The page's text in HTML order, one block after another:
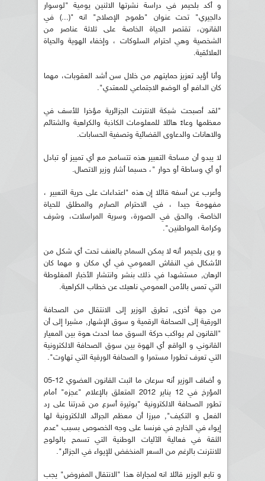
و أكد بلحيمر في دراسة نشرتها الاثنين يومية "لوسوار
دالجيري" تحت عنوان "طموح الإصلاح" انه "(...) في
القانون، تقتصر الحياة الخاصة على ثلاثة عناصر من
الشخصية وهي احترام السلوكات ، وإخفاء الهوية والحياة
العلائقية.
وأنا أؤيد تعزيز حمايتهم من خلال سن أشد العقوبات، مهما
كان الدافع أو الوضع الاجتماعي للمعتدي".
"لقد أصبحت شبكة الانترنت الجزائرية مؤخرا للأسف في
معظمها وعاءً هائلا للمعلومات الكاذبة والكراهية والشتائم
والاهانات والدعاوى القضائية وتصفية الحسابات.
لا يبدو أن مساحة التعبير هذه تتسامح مع أي تمييز أو تبادل
أو أي وساطة أو حوار "، حسبما أشار وزير الاتصال.
وأعرب عن أسفه قائلا إن هذه "اعتداءات على حرية التعبير ،
مفهومة جيدا ، في الاحترام الصارم والمطلق للحياة
الخاصة، والحق في الصورة، وسرية المراسلات، وشرف
وكرامة المواطنين".
و يرى بلحيمر أنه لا يمكن السماح بالعنف تحت أي شكل من
الأشكال في النقاش العمومي في أي مكان و مهما كان
الرهان, مستشهدا في ذلك بنشر وانتشار الأخبار المغلوطة
التي تمس بالأمن العمومي ناهيك عن خطاب الكراهية.
من جهة أخرى, تطرق الوزير إلى الانتقال من الصحافة
الورقية إلى الصحافة الرقمية و سوق الإشهار, مشيرا إلى أن
"القانون لم يواكب حركة السوق مما احدث هوة بين المعيار
القانوني و الواقع أي الهوة بين سوق الصحافة الالكترونية
التي تعرف تطورا مستمرا و الصحافة الورقية التي تهاوت".
و أضاف الوزير أنه سرعان ما اثبت القانون العضوي 12-05
المؤرخ في 12 يناير 2012 المتعلق بالإعلام "عجزه" أمام
تطور الصحافة الالكترونية "بوتيرة أسرع من قدرتنا على رد
الفعل و التكيف", مبرزا أن معظم الجرائد الالكترونية لها
إيواء في الخارج في فرنسا على وجه الخصوص بسبب "عدم
الثقة في فعالية الآليات الوطنية التي تسمح بالولوج
للانترنت بالرغم من السعر المنخفض للإيواء في الجزائر".
و تابع الوزير قائلا انه لمجاراة هذا "الانتقال المفروض" يجب